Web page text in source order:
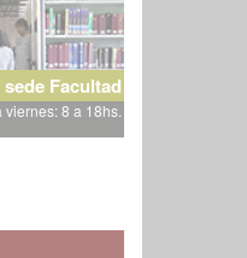
Facultad
viernes: 8 a 18hs.